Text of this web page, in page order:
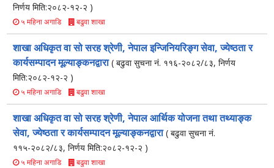
निर्णय मिति:२०८२-१२-२ )
५ महिना अगाडि बढुवा शाखा
शाखा अधिकृत वा सो सरह श्रेणी, नेपाल इन्जिनियरिङ्ग सेवा, ज्येष्ठता र
कार्यसम्पादन मूल्याङ्कनद्वारा( बढुवा सुचना नं. ११६-२०८२/८३, निर्णय
मिति:२०८२-१२-२ )
५ महिना अगाडि बढुवा शाखा
शाखा अधिकृत वा सो सरह श्रेणी, नेपाल आर्थिक योजना तथा तथ्याङ्क
सेवा, ज्येष्ठता र कार्यसम्पादन मूल्याङ्कनद्वारा( बढुवा सुचना नं.
११५-२०८२/८३, निर्णय मिति:२०८२-१२-२ )
५ महिना अगाडि बढुवा शाखा